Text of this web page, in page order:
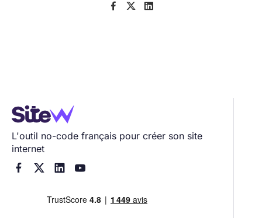
  
L'outil no-code français pour créer son site
internet
   